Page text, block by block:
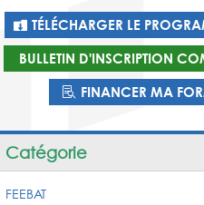
TÉLÉCHARGER LE
BULLETIN D'INSCRIPTION
FINANCER MA
Catégorie
FEEBAT